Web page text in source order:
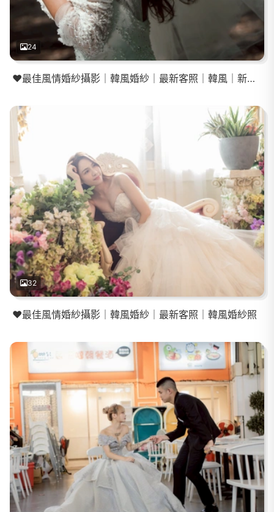
24
❤️最佳風情婚紗攝影｜韓風婚紗｜最新客照｜韓風｜新娘秘書
32
❤️最佳風情婚紗攝影｜韓風婚紗｜最新客照｜韓風婚紗照